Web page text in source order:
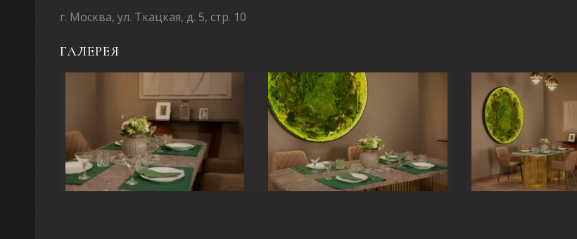
г. Москва, ул. Ткацкая, д. 5, стр. 10
ГАЛЕРЕЯ